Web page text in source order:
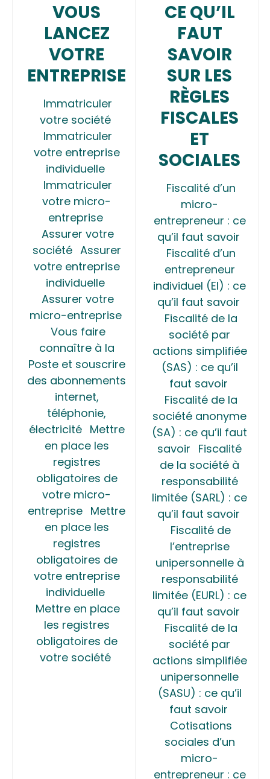
VOUS
LANCEZ
VOTRE
ENTREPRISE
Immatriculer
votre société
Immatriculer
votre entreprise
individuelle
Immatriculer
votre micro-
entreprise
Assurer votre
société Assurer
votre entreprise
individuelle
Assurer votre
micro-entreprise
Vous faire
connaître à la
Poste et souscrire
des abonnements
internet,
téléphonie,
électricité Mettre
en place les
registres
obligatoires de
votre micro-
entreprise Mettre
en place les
registres
obligatoires de
votre entreprise
individuelle
Mettre en place
les registres
obligatoires de
votre société
CE QU’IL
FAUT
SAVOIR
SUR LES
RÈGLES
FISCALES
ET
SOCIALES
Fiscalité d’un
micro-
entrepreneur : ce
qu’il faut savoir
Fiscalité d’un
entrepreneur
individuel (EI) : ce
qu’il faut savoir
Fiscalité de la
société par
actions simplifiée
(SAS) : ce qu’il
faut savoir
Fiscalité de la
société anonyme
(SA) : ce qu’il faut
savoir Fiscalité
de la société à
responsabilité
limitée (SARL) : ce
qu’il faut savoir
Fiscalité de
l’entreprise
unipersonnelle à
responsabilité
limitée (EURL) : ce
qu’il faut savoir
Fiscalité de la
société par
actions simplifiée
unipersonnelle
(SASU) : ce qu’il
faut savoir
Cotisations
sociales d’un
micro-
entrepreneur : ce